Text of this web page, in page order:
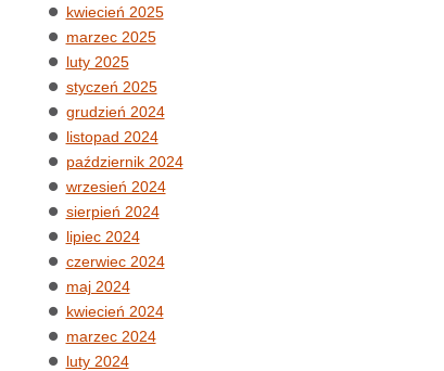
kwiecień 2025
marzec 2025
luty 2025
styczeń 2025
grudzień 2024
listopad 2024
październik 2024
wrzesień 2024
sierpień 2024
lipiec 2024
czerwiec 2024
maj 2024
kwiecień 2024
marzec 2024
luty 2024